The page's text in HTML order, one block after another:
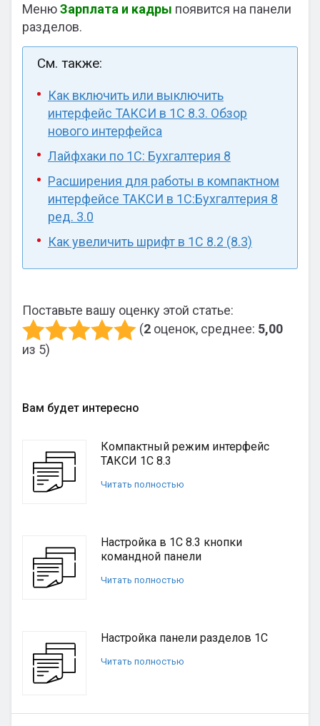
МенюЗарплата и кадры появится на панели
разделов.
См. также:
Как включить или выключить
интерфейс ТАКСИ в 1С 8.3. Обзор
нового интерфейса
Лайфхаки по 1C: Бухгалтерия 8
Расширения для работы в компактном
интерфейсе ТАКСИ в 1С:Бухгалтерия 8
ред. 3.0
Как увеличить шрифт в 1С 8.2 (8.3)
Поставьте вашу оценку этой статье:
(2 оценок, среднее: 5,00
из 5)
Вам будет интересно
Компактный режим интерфейс
ТАКСИ 1С 8.3
Читать полностью
Настройка в 1С 8.3 кнопки
командной панели
Читать полностью
Настройка панели разделов 1С
Читать полностью